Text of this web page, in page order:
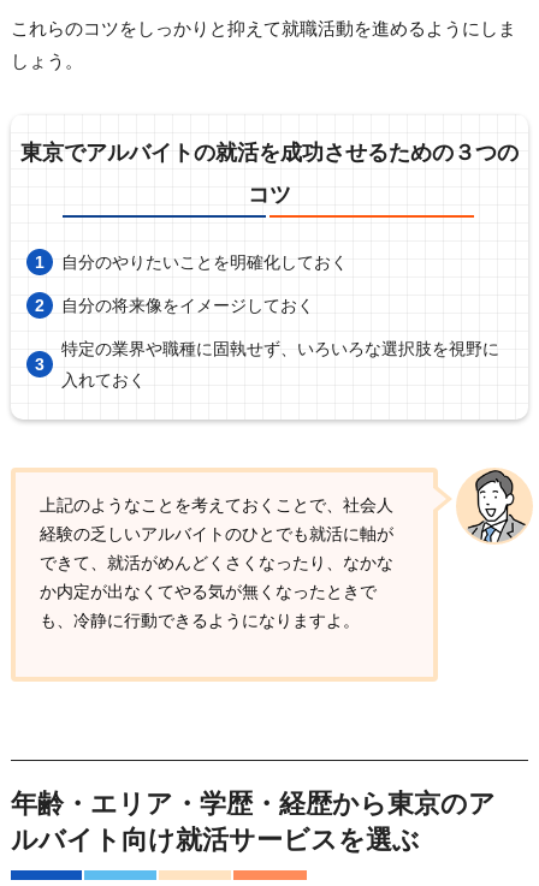
これらのコツをしっかりと抑えて就職活動を進めるようにしま
しょう。
東京でアルバイトの就活を成功させるための３つの
コツ
自分のやりたいことを明確化しておく
自分の将来像をイメージしておく
特定の業界や職種に固執せず、いろいろな選択肢を視野に
入れておく
上記のようなことを考えておくことで、社会人
経験の乏しいアルバイトのひとでも就活に軸が
できて、就活がめんどくさくなったり、なかな
か内定が出なくてやる気が無くなったときで
も、冷静に行動できるようになりますよ。
年齢・エリア・学歴・経歴から東京のア
ルバイト向け就活サービスを選ぶ